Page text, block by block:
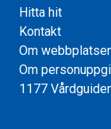
Hitta hit
Kontakt
Om
Om
1177